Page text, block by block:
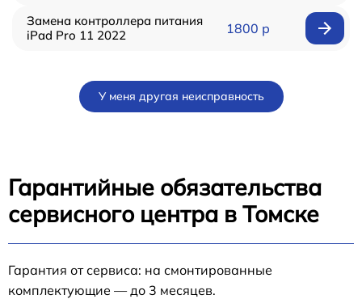
Замена контроллера питания
iPad Pro 11 2022
1800 р
У меня другая неисправность
Гарантийные обязательства
сервисного центра в Томске
Гарантия от сервиса: на смонтированные
комплектующие — до 3 месяцев.